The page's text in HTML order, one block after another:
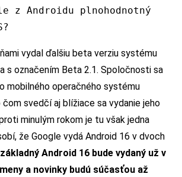
z Androidu plnohodnotný
vydal ďalšiu beta verziu systému
s označením Beta 2.1. Spoločnosti sa
mobilného operačného systému
čom svedčí aj blížiace sa vydanie jeho
minulým rokom je tu však jedna
že Google vydá Android 16 v dvoch
Android 16 bude vydaný už v
a novinky budú súčasťou až